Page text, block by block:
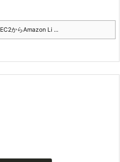
EC2からAmazon Li ...